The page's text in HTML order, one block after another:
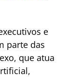
e
parte das
que atua